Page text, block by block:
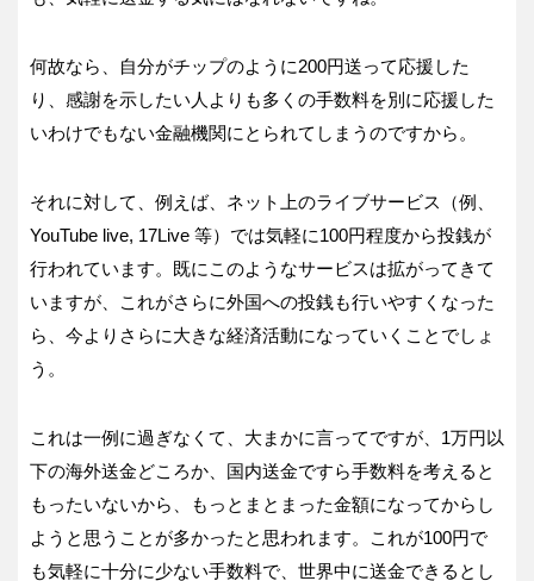
何故なら、自分がチップのように200円送って応援した
り、感謝を示したい人よりも多くの手数料を別に応援した
いわけでもない金融機関にとられてしまうのですから。
それに対して、例えば、ネット上のライブサービス（例、
YouTube live, 17Live 等）では気軽に100円程度から投銭が
行われています。既にこのようなサービスは拡がってきて
いますが、これがさらに外国への投銭も行いやすくなった
ら、今よりさらに大きな経済活動になっていくことでしょ
う。
これは一例に過ぎなくて、大まかに言ってですが、1万円以
下の海外送金どころか、国内送金ですら手数料を考えると
もったいないから、もっとまとまった金額になってからし
ようと思うことが多かったと思われます。これが100円で
も気軽に十分に少ない手数料で、世界中に送金できるとし